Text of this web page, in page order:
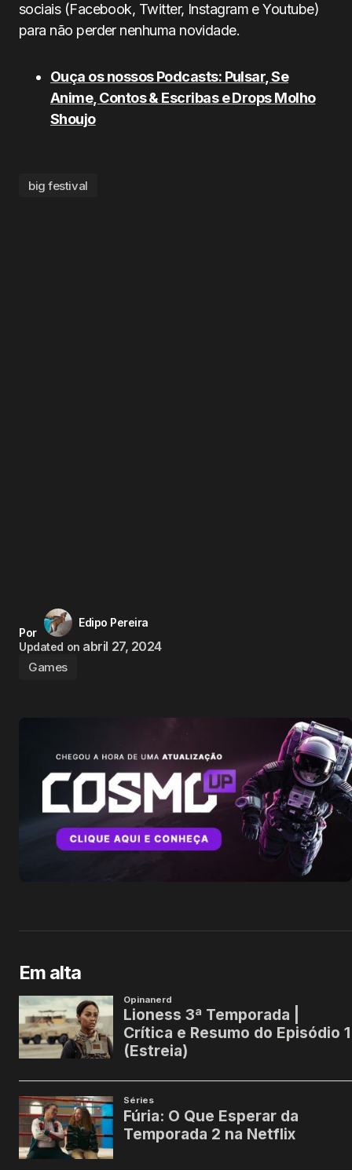
sociais (Facebook, Twitter, Instagram e Youtube)
para não perder nenhuma novidade.
Ouça os nossos Podcasts: Pulsar, Se
Anime, Contos & Escribas e Drops Molho
Shoujo
big festival
Por
Edipo Pereira
Updated on abril 27, 2024
Games
Em alta